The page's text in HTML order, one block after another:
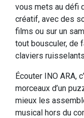
vous mets au défi
créatif, avec des
films ou sur un
tout bousculer, de
claviers
Écouter INO ARA,
morceaux d’un
mieux les
musical hors du